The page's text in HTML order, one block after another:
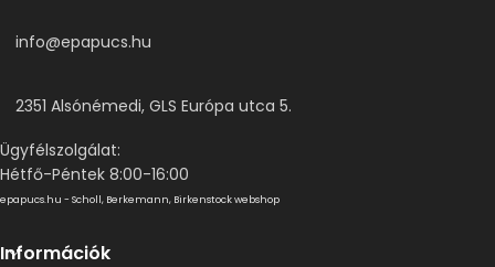
info@epapucs.hu
2351 Alsónémedi, GLS Európa utca 5.
Ügyfélszolgálat:
Hétfő-Péntek 8:00-16:00
epapucs.hu - Scholl, Berkemann, Birkenstock webshop
Információk